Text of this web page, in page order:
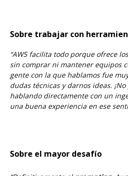
Sobre trabajar con
“AWS facilita todo porque ofrece
sin comprar ni mantener equipos
gente con la que hablamos fue
dudas técnicas y darnos ideas.
hablando directamente con un
una buena experiencia en ese
Sobre el mayor desafío